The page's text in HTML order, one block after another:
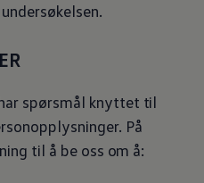
spørsmål knyttet til
På
til å be oss om å: